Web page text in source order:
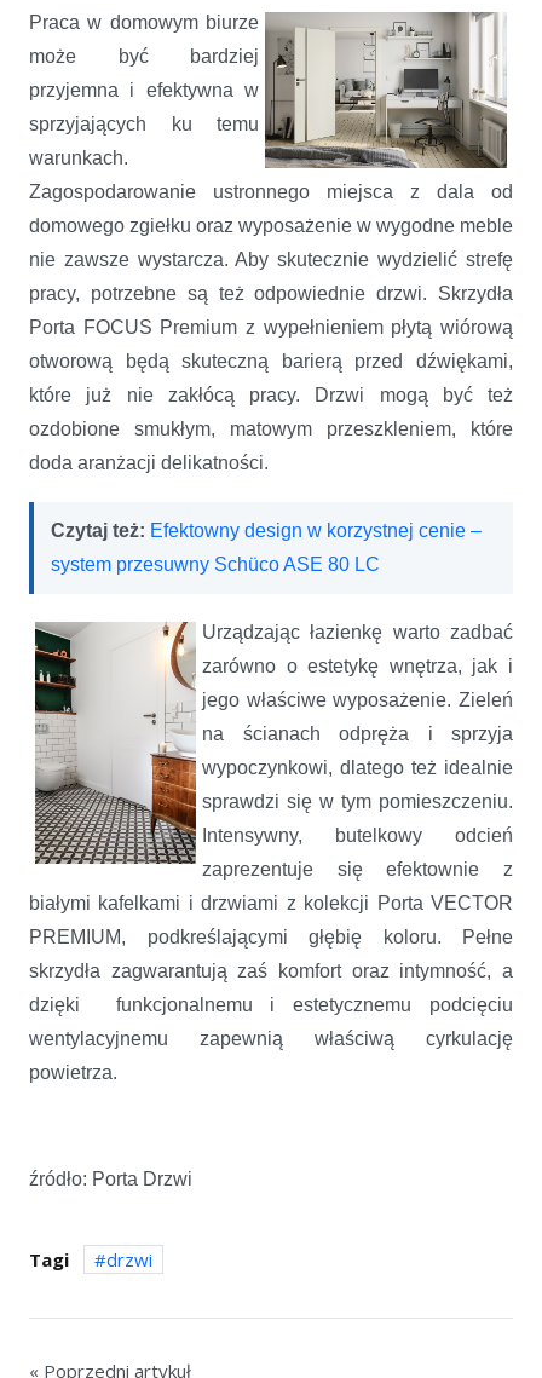
Praca w domowym biurze
może być bardziej
przyjemna i efektywna w
sprzyjających ku temu
warunkach.
Zagospodarowanie ustronnego miejsca z dala od
domowego zgiełku oraz wyposażenie w wygodne meble
nie zawsze wystarcza. Aby skutecznie wydzielić strefę
pracy, potrzebne są też odpowiednie drzwi. Skrzydła
Porta FOCUS Premium z wypełnieniem płytą wiórową
otworową będą skuteczną barierą przed dźwiękami,
które już nie zakłócą pracy. Drzwi mogą być też
ozdobione smukłym, matowym przeszkleniem, które
doda aranżacji delikatności.
Czytaj też: Efektowny design w korzystnej cenie –
system przesuwny Schüco ASE 80 LC
Urządzając łazienkę warto zadbać
zarówno o estetykę wnętrza, jak i
jego właściwe wyposażenie. Zieleń
na ścianach odpręża i sprzyja
wypoczynkowi, dlatego też idealnie
sprawdzi się w tym pomieszczeniu.
Intensywny, butelkowy odcień
zaprezentuje się efektownie z
białymi kafelkami i drzwiami z kolekcji Porta VECTOR
PREMIUM, podkreślającymi głębię koloru. Pełne
skrzydła zagwarantują zaś komfort oraz intymność, a
dzięki funkcjonalnemu i estetycznemu podcięciu
wentylacyjnemu zapewnią właściwą cyrkulację
powietrza.
źródło: Porta Drzwi
Tagi drzwi
« Poprzedni artykuł